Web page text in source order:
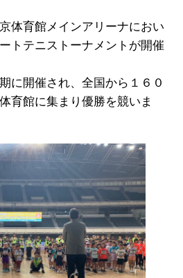
体育館メインアリーナにおい
トテニストーナメントが開催
に開催され、全国から１６０
育館に集まり優勝を競いま